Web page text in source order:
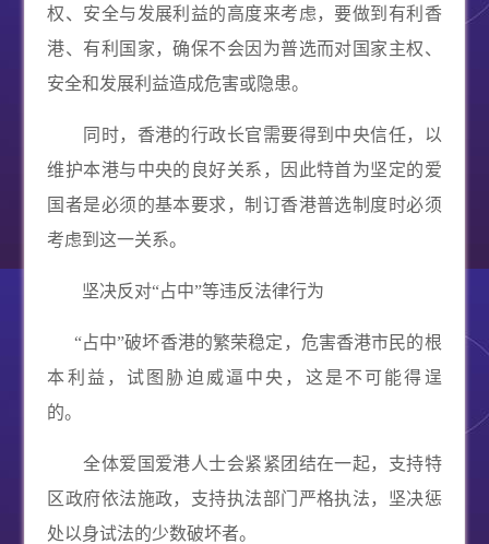
权、安全与发展利益的高度来考虑，要做到有利香
港、有利国家，确保不会因为普选而对国家主权、
安全和发展利益造成危害或隐患。
同时，香港的行政长官需要得到中央信任，以
维护本港与中央的良好关系，因此特首为坚定的爱
国者是必须的基本要求，制订香港普选制度时必须
考虑到这一关系。
坚决反对“占中”等违反法律行为
“占中”破坏香港的繁荣稳定，危害香港市民的根
本利益，试图胁迫威逼中央，这是不可能得逞
的。
全体爱国爱港人士会紧紧团结在一起，支持特
区政府依法施政，支持执法部门严格执法，坚决惩
处以身试法的少数破坏者。